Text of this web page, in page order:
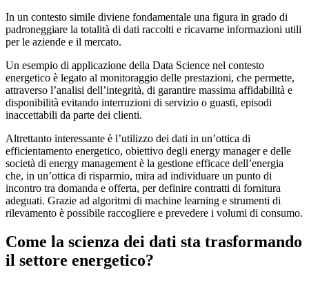
In un contesto simile diviene fondamentale una figura in grado di
padroneggiare la totalità di dati raccolti e ricavarne informazioni utili
per le aziende e il mercato.
Un esempio di applicazione della Data Science nel contesto
energetico è legato al monitoraggio delle prestazioni, che permette,
attraverso l’analisi dell’integrità, di garantire massima affidabilità e
disponibilità evitando interruzioni di servizio o guasti, episodi
inaccettabili da parte dei clienti.
Altrettanto interessante è l’utilizzo dei dati in un’ottica di
efficientamento energetico, obiettivo degli energy manager e delle
società di energy management è la gestione efficace dell’energia
che, in un’ottica di risparmio, mira ad individuare un punto di
incontro tra domanda e offerta, per definire contratti di fornitura
adeguati. Grazie ad algoritmi di machine learning e strumenti di
rilevamento è possibile raccogliere e prevedere i volumi di consumo.
Come la scienza dei dati sta trasformando
il settore energetico?